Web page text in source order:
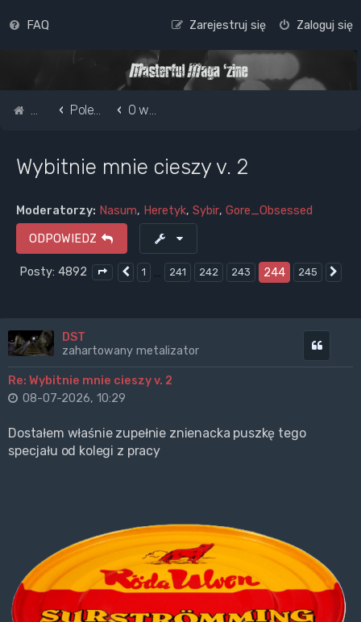
FAQ Zaloguj się
Zarejestruj się
Strona główna
Pole do popisu... O wszystkim i niczym
Wybitnie mnie cieszy v. 2
Moderatorzy: Nasum, Heretyk, Sybir, Gore_Obsessed
ODPOWIEDZ
Posty: 4892 Strona 244 z245
Poprzednia
1 … 241 242 243 244 245
DST
zahartowany metalizator
Re: Wybitnie mnie cieszy v. 2
08-07-2026, 10:29
Dostałem właśnie zupełnie znienacka puszkę tego
specjału od kolegi z pracy